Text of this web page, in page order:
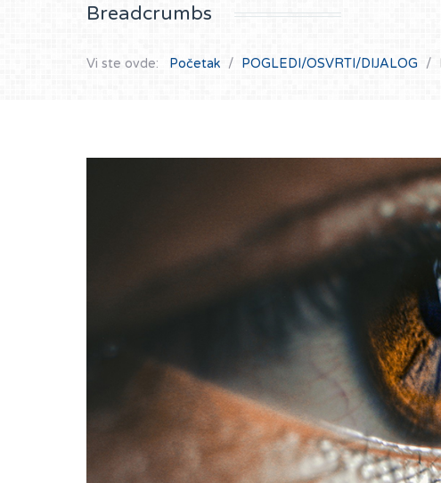
Breadcrumbs
Vi ste ovde: Početak POGLEDI/OSVRTI/DIJALOG